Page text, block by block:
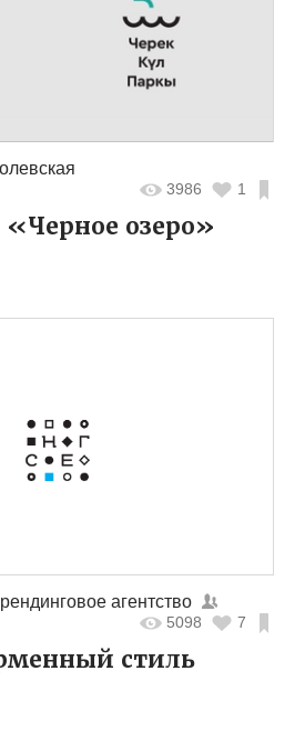
3986 1
«Черное озеро»
агентство
5098 7
стиль